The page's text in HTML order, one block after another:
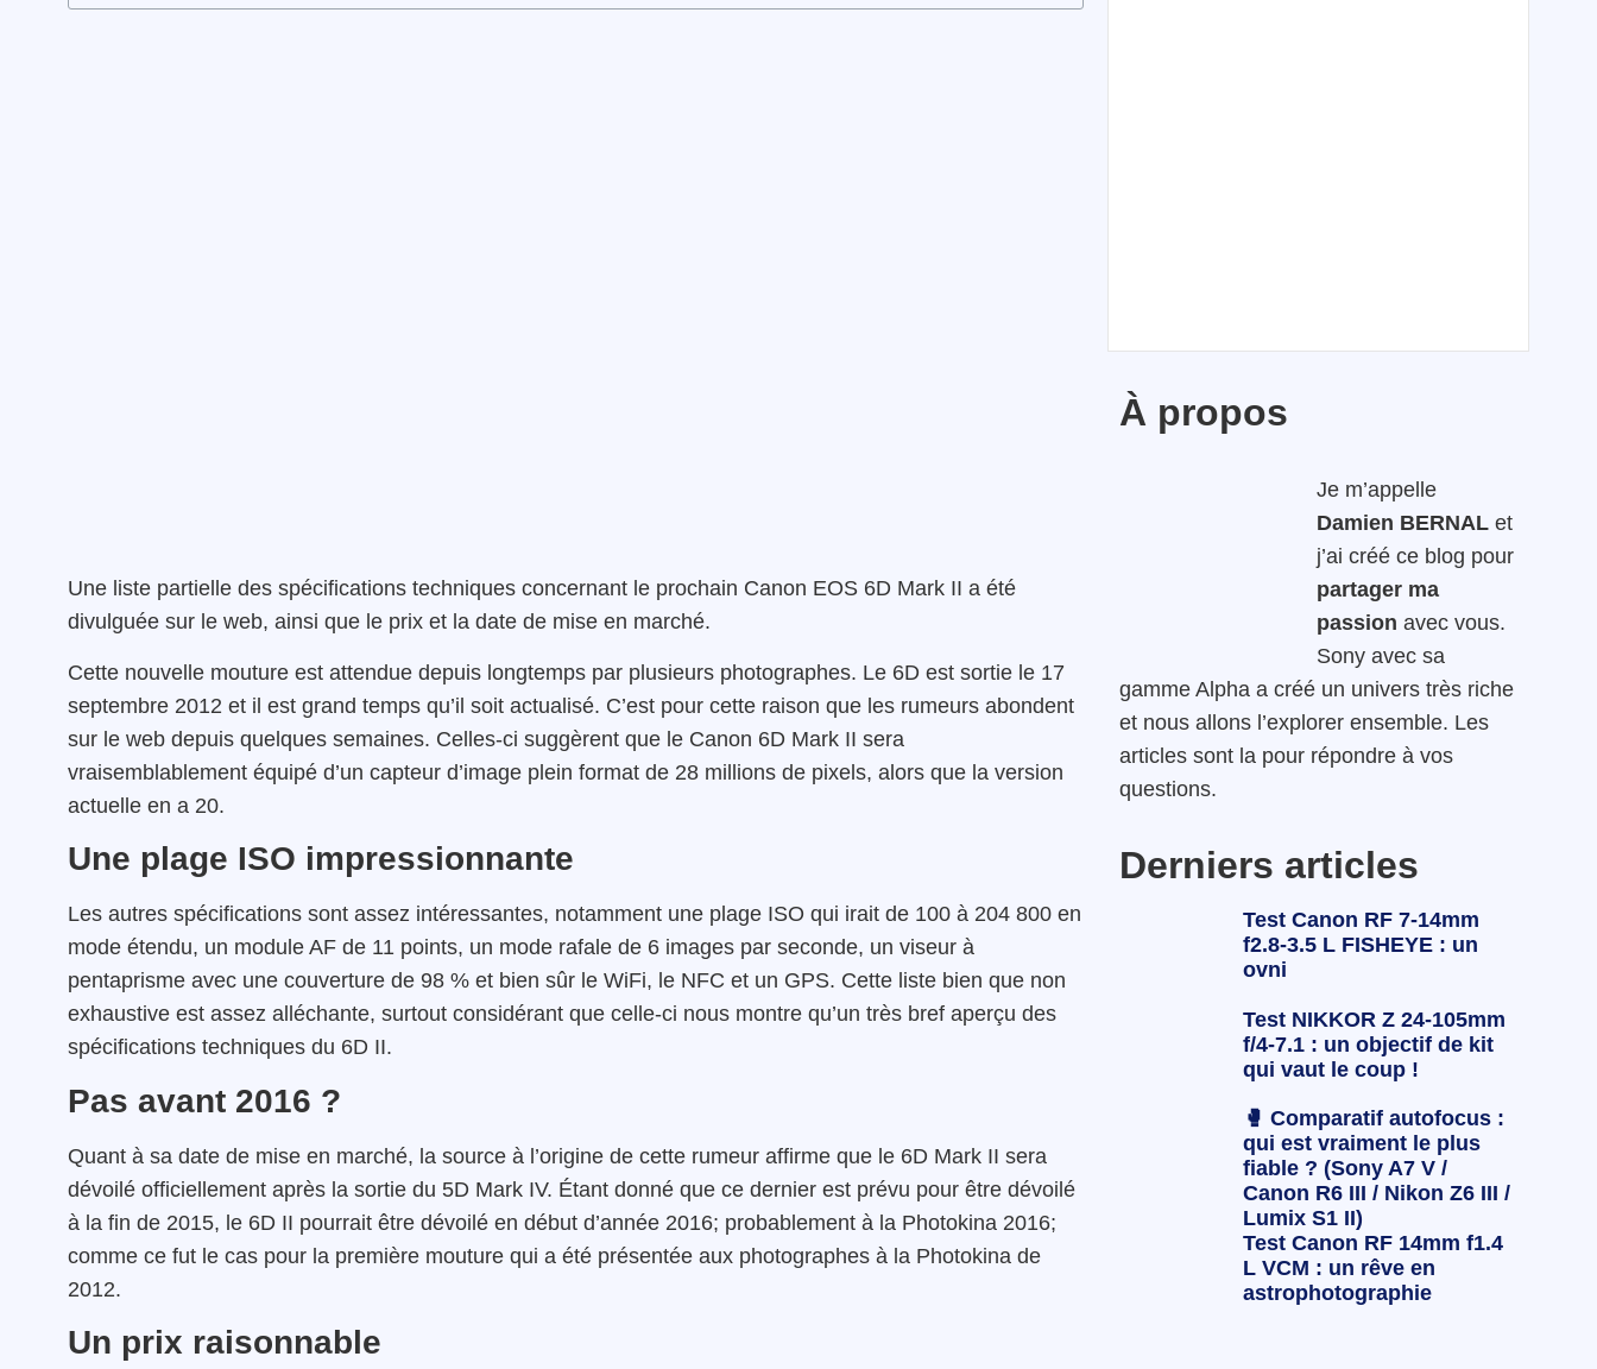
Une liste partielle des spécifications techniques concernant le prochain Canon EOS 6D Mark II a été
divulguée sur le web, ainsi que le prix et la date de mise en marché.
Cette nouvelle mouture est attendue depuis longtemps par plusieurs photographes. Le 6D est sortie le 17
septembre 2012 et il est grand temps qu’il soit actualisé. C’est pour cette raison que les rumeurs abondent
sur le web depuis quelques semaines. Celles-ci suggèrent que le Canon 6D Mark II sera
vraisemblablement équipé d’un capteur d’image plein format de 28 millions de pixels, alors que la version
actuelle en a 20.
Une plage ISO impressionnante
Les autres spécifications sont assez intéressantes, notamment une plage ISO qui irait de 100 à 204 800 en
mode étendu, un module AF de 11 points, un mode rafale de 6 images par seconde, un viseur à
pentaprisme avec une couverture de 98 % et bien sûr le WiFi, le NFC et un GPS. Cette liste bien que non
exhaustive est assez alléchante, surtout considérant que celle-ci nous montre qu’un très bref aperçu des
spécifications techniques du 6D II.
Pas avant 2016 ?
Quant à sa date de mise en marché, la source à l’origine de cette rumeur affirme que le 6D Mark II sera
dévoilé officiellement après la sortie du 5D Mark IV. Étant donné que ce dernier est prévu pour être dévoilé
à la fin de 2015, le 6D II pourrait être dévoilé en début d’année 2016; probablement à la Photokina 2016;
comme ce fut le cas pour la première mouture qui a été présentée aux photographes à la Photokina de
2012.
Un prix raisonnable
À propos
Je m’appelle
Damien BERNAL et
j’ai créé ce blog pour
partager ma
passion avec vous.
Sony avec sa
gamme Alpha a créé un univers très riche
et nous allons l’explorer ensemble. Les
articles sont la pour répondre à vos
questions.
Derniers articles
Test Canon RF 7-14mm
f2.8-3.5 L FISHEYE : un
ovni
Test NIKKOR Z 24-105mm
f/4-7.1 : un objectif de kit
qui vaut le coup !
🥊 Comparatif autofocus :
qui est vraiment le plus
fiable ? (Sony A7 V /
Canon R6 III / Nikon Z6 III /
Lumix S1 II)
Test Canon RF 14mm f1.4
L VCM : un rêve en
astrophotographie